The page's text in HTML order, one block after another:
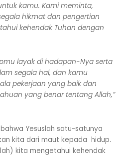
kamu. Kami meminta,
hikmat dan pengertian
kehendak Tuhan dengan
layak di hadapan-Nya serta
segala hal, dan kamu
pekerjaan yang baik dan
yang benar tentang Allah,”
Yesuslah satu-satunya
kita dari maut kepada hidup.
kita mengetahui kehendak